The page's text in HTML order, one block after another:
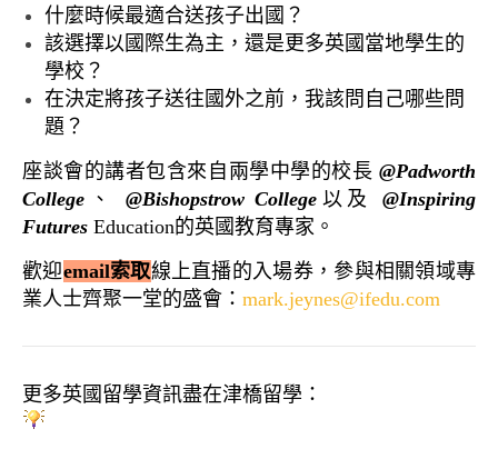
什麼時候最適合送孩子出國？
該選擇以國際生為主，還是更多英國當地學生的
學校？
在決定將孩子送往國外之前，我該問自己哪些問
題？
座談會的講者包含來自兩學中學的校長 @Padworth
College 、 @Bishopstrow College 以及 @Inspiring
Futures Education的英國教育專家。
歡迎email索取線上直播的入場券，參與相關領域專
業人士齊聚一堂的盛會： mark.jeynes@ifedu.com
更多英國留學資訊盡在津橋留學：